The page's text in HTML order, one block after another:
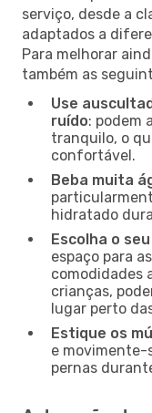
serviço, desde a
adaptados a
Para melhorar
também as
Use
ruído: podem
tranquilo, o
confortável.
Beba muita
hidratado
Escolha o
espaço para
comodidades
crianças,
lugar perto
Estique os
e movimente-
pernas